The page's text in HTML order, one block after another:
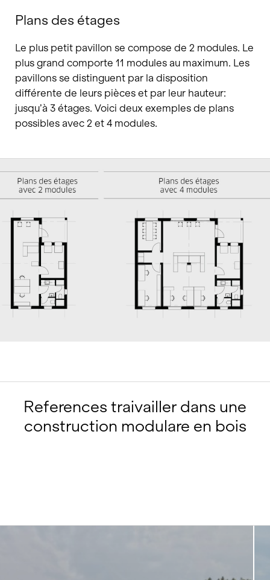
Plans des étages
Le plus petit pavillon se compose de 2 modules. Le
plus grand comporte 11 modules au maximum. Les
pavillons se distinguent par la disposition
différente de leurs pièces et par leur hauteur:
jusqu’à 3 étages. Voici deux exemples de plans
possibles avec 2 et 4 modules.
References traivailler dans une
construction modulare en bois